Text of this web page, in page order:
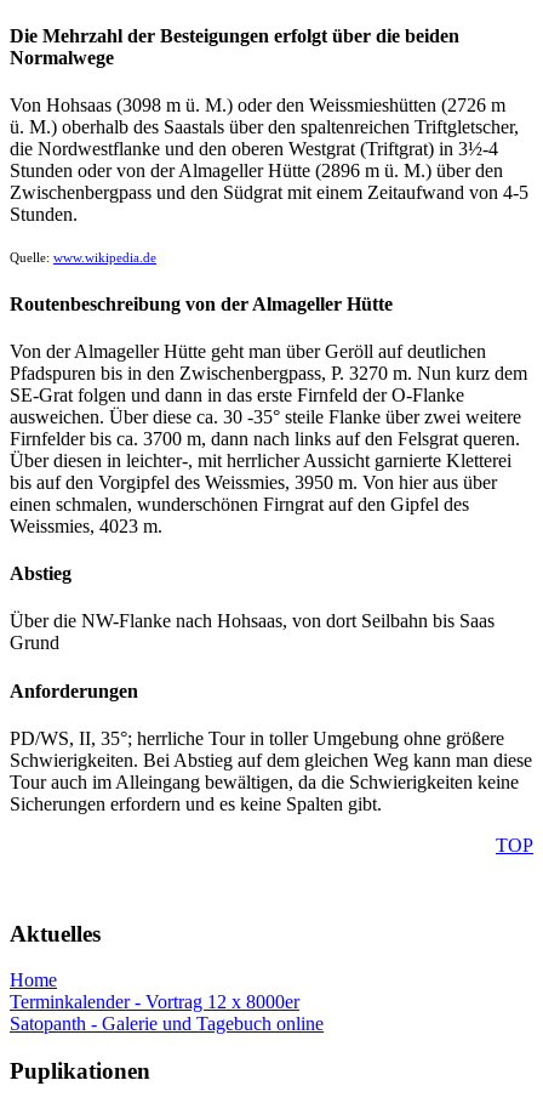
Die Mehrzahl der Besteigungen erfolgt über die beiden
Normalwege
Von Hohsaas (3098 m ü. M.) oder den Weissmieshütten (2726 m
ü. M.) oberhalb des Saastals über den spaltenreichen Triftgletscher,
die Nordwestflanke und den oberen Westgrat (Triftgrat) in 3½-4
Stunden oder von der Almageller Hütte (2896 m ü. M.) über den
Zwischenbergpass und den Südgrat mit einem Zeitaufwand von 4-5
Stunden.
Quelle: www.wikipedia.de
Routenbeschreibung von der Almageller Hütte
Von der Almageller Hütte geht man über Geröll auf deutlichen
Pfadspuren bis in den Zwischenbergpass, P. 3270 m. Nun kurz dem
SE-Grat folgen und dann in das erste Firnfeld der O-Flanke
ausweichen. Über diese ca. 30 -35° steile Flanke über zwei weitere
Firnfelder bis ca. 3700 m, dann nach links auf den Felsgrat queren.
Über diesen in leichter-, mit herrlicher Aussicht garnierte Kletterei
bis auf den Vorgipfel des Weissmies, 3950 m. Von hier aus über
einen schmalen, wunderschönen Firngrat auf den Gipfel des
Weissmies, 4023 m.
Abstieg
Über die NW-Flanke nach Hohsaas, von dort Seilbahn bis Saas
Grund
Anforderungen
PD/WS, II, 35°; herrliche Tour in toller Umgebung ohne größere
Schwierigkeiten. Bei Abstieg auf dem gleichen Weg kann man diese
Tour auch im Alleingang bewältigen, da die Schwierigkeiten keine
Sicherungen erfordern und es keine Spalten gibt.
TOP
Aktuelles
Home
Terminkalender - Vortrag 12 x 8000er
Satopanth - Galerie und Tagebuch online
Puplikationen